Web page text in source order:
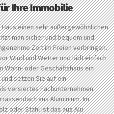
Ihre Immobilie
einen sehr außergewöhnlichen
man sicher und bequem und
Zeit im Freien verbringen.
Wind und Wetter und lädt einfach
Wohn- oder Geschäftshaus ein
setzen Sie auf ein
versiertes Fachunternehmen
aus Aluminium. Im
oder Stahl ist das aus Alu